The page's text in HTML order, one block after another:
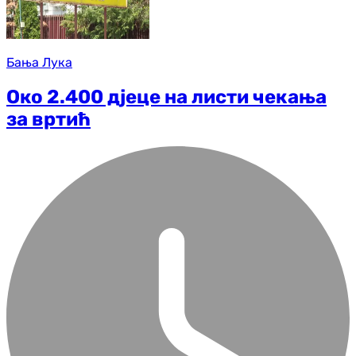
Бања Лука
Око 2.400 дјеце на листи чекања
за вртић